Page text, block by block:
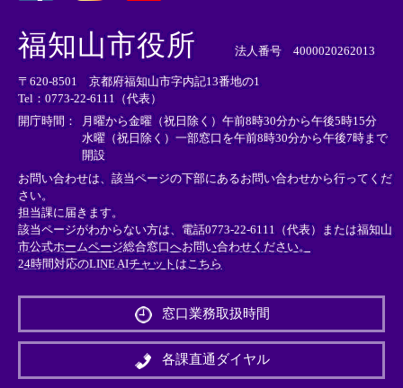
外
部
リ
ン
ク
＞
外
リ
ン
ク
＞
外
部
ン
ク
＞
福知山市役所 法人番号 4000020262013
〒620-8501 京都府福知山市字内記13番地の1
Tel：0773-22-6111（代表）
開庁時間：
月曜から金曜（祝日除く）午前8時30分から午後5時15分
水曜（祝日除く）一部窓口を午前8時30分から午後7時まで
開設
お問い合わせは、該当ページの下部にあるお問い合わせから行ってくだ
さい。
担当課に届きます。
該当ページがわからない方は、電話0773-22-6111（代表）または福知山
市公式ホームページ総合窓口へお問い合わせください。
24時間対応のLINE AIチャットはこちら
外
リ
＞
窓口業務取扱時間
各課直通ダイヤル